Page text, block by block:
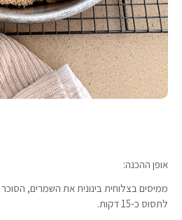
אופן ההכנה:
ממיסים בצלוחית בינונית את השמרים,
לתסוס כ-15 דקות.